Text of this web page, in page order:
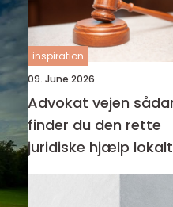
inspiration
09. June 2026
Advokat vejen sådan
finder du den rette
juridiske hjælp lokalt